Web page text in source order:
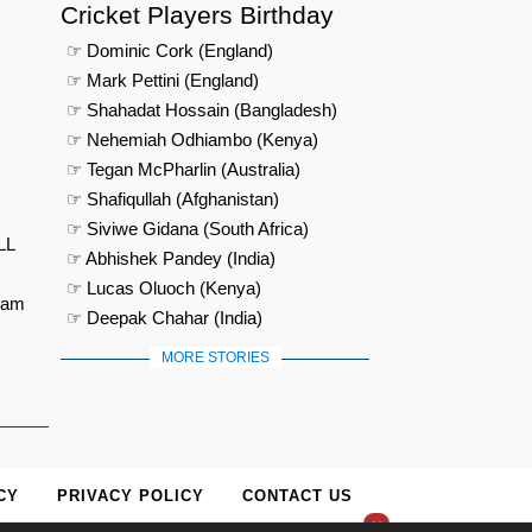
Cricket Players Birthday
☞ Dominic Cork (England)
☞ Mark Pettini (England)
☞ Shahadat Hossain (Bangladesh)
☞ Nehemiah Odhiambo (Kenya)
☞ Tegan McPharlin (Australia)
☞ Shafiqullah (Afghanistan)
☞ Siviwe Gidana (South Africa)
☞ Abhishek Pandey (India)
☞ Lucas Oluoch (Kenya)
☞ Deepak Chahar (India)
MORE STORIES
PRIVACY POLICY CONTACT US
×